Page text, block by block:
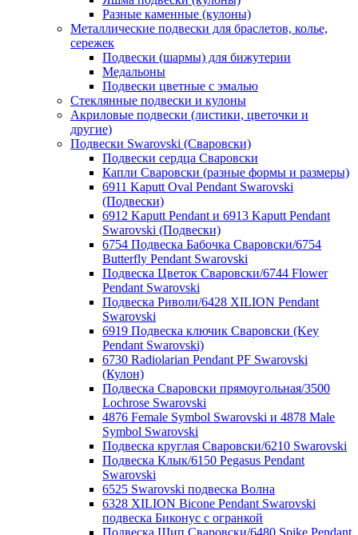
Разные каменные (кулоны)
Металлические подвески для браслетов, колье,
сережек
Подвески (шармы) для бижутерии
Медальоны
Подвески цветные с эмалью
Стеклянные подвески и кулоны
Акриловые подвески (листики, цветочки и
другие)
Подвески Swarovski (Сваровски)
Подвески сердца Сваровски
Капли Сваровски (разные формы и размеры)
6911 Kaputt Oval Pendant Swarovski
(Подвески)
6912 Kaputt Pendant и 6913 Kaputt Pendant
Swarovski (Подвески)
6754 Подвеска Бабочка Сваровски/6754
Butterfly Pendant Swarovski
Подвеска Цветок Сваровски/6744 Flower
Pendant Swarovski
Подвеска Риволи/6428 XILION Pendant
Swarovski
6919 Подвеска ключик Сваровски (Key
Pendant Swarovski)
6730 Radiolarian Pendant PF Swarovski
(Кулон)
Подвеска Сваровски прямоугольная/3500
Lochrose Swarovski
4876 Female Symbol Swarovski и 4878 Male
Symbol Swarovski
Подвеска круглая Сваровски/6210 Swarovski
Подвеска Клык/6150 Pegasus Pendant
Swarovski
6525 Swarovski подвеска Волна
6328 XILION Bicone Pendant Swarovski
подвеска Биконус c огранкой